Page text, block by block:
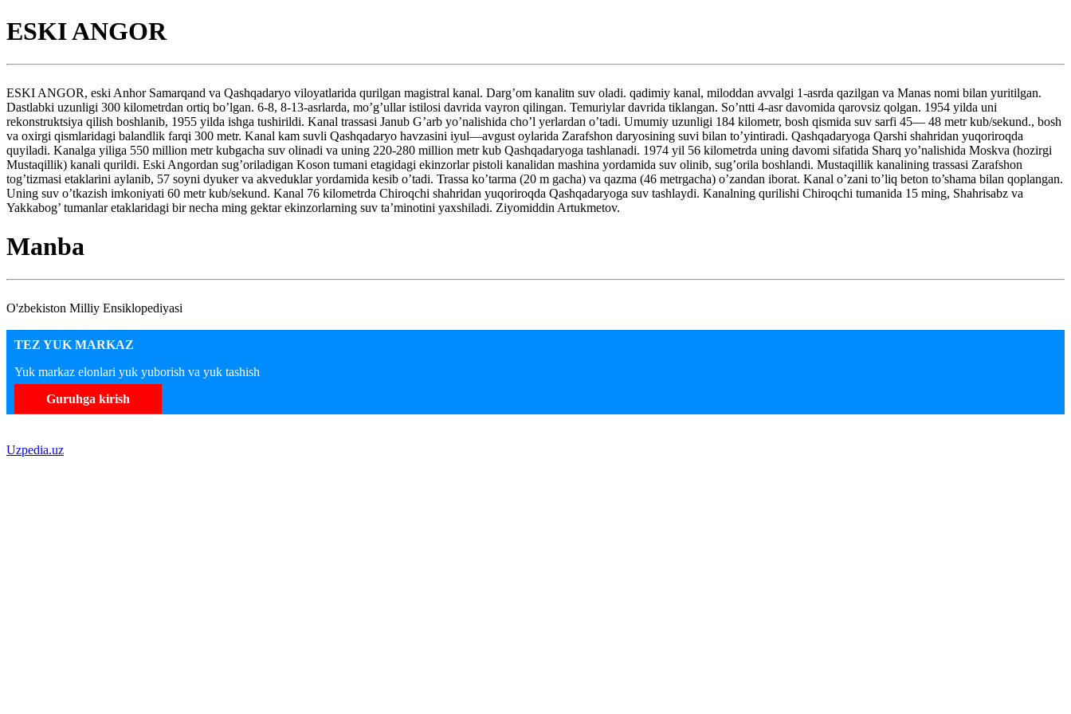
ESKI ANGOR
ESKI ANGOR, eski Anhor Samarqand va Qashqadaryo viloyatlarida qurilgan magistral kanal. Darg’om kanalitn suv oladi. qadimiy kanal, miloddan avvalgi 1-asrda qazilgan va Manas nomi bilan yuritilgan.
Dastlabki uzunligi 300 kilometrdan ortiq bo’lgan. 6-8, 8-13-asrlarda, mo’g’ullar istilosi davrida vayron qilingan. Temuriylar davrida tiklangan. So’ntti 4-asr davomida qarovsiz qolgan. 1954 yilda uni
rekonstruktsiya qilish boshlanib, 1955 yilda ishga tushirildi. Kanal trassasi Janub G’arb yo’nalishida cho’l yerlardan o’tadi. Umumiy uzunligi 184 kilometr, bosh qismida suv sarfi 45— 48 metr kub/sekund., bosh
va oxirgi qismlaridagi balandlik farqi 300 metr. Kanal kam suvli Qashqadaryo havzasini iyul—avgust oylarida Zarafshon daryosining suvi bilan to’yintiradi. Qashqadaryoga Qarshi shahridan yuqoriroqda
quyiladi. Kanalga yiliga 550 million metr kubgacha suv olinadi va uning 220-280 million metr kub Qashqadaryoga tashlanadi. 1974 yil 56 kilometrda uning davomi sifatida Sharq yo’nalishida Moskva (hozirgi
Mustaqillik) kanali qurildi. Eski Angordan sug’oriladigan Koson tumani etagidagi ekinzorlar pistoli kanalidan mashina yordamida suv olinib, sug’orila boshlandi. Mustaqillik kanalining trassasi Zarafshon
tog’tizmasi etaklarini aylanib, 57 soyni dyuker va akveduklar yordamida kesib o’tadi. Trassa ko’tarma (20 m gacha) va qazma (46 metrgacha) o’zandan iborat. Kanal o’zani to’liq beton to’shama bilan qoplangan.
Uning suv o’tkazish imkoniyati 60 metr kub/sekund. Kanal 76 kilometrda Chiroqchi shahridan yuqoriroqda Qashqadaryoga suv tashlaydi. Kanalning qurilishi Chiroqchi tumanida 15 ming, Shahrisabz va
Yakkabog’ tumanlar etaklaridagi bir necha ming gektar ekinzorlarning suv ta’minotini yaxshiladi. Ziyomiddin Artukmetov.
Manba
O'zbekiston Milliy Ensiklopediyasi
TEZ YUK MARKAZ
Yuk markaz elonlari yuk yuborish va yuk tashish
Guruhga kirish
Uzpedia.uz